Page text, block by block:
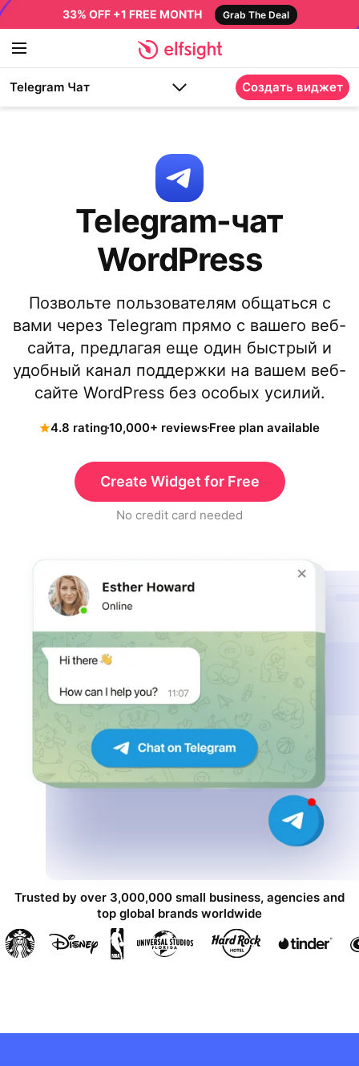
33% OFF +1 FREE MONTH Grab The Deal
Telegram Чат Создать виджет
Telegram-чат
WordPress
Позвольте пользователям общаться с
вами через Telegram прямо с вашего веб-
сайта, предлагая еще один быстрый и
удобный канал поддержки на вашем веб-
сайте WordPress без особых усилий.
4.8 rating10,000+ reviewsFree plan available
Create Widget for Free
No credit card needed
Trusted by over 3,000,000 small business, agencies and
top global brands worldwide